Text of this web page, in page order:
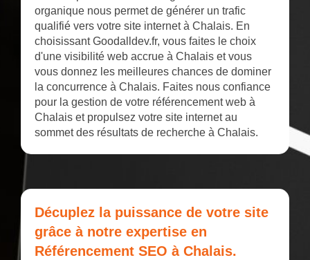
organique nous permet de générer un trafic
qualifié vers votre site internet à Chalais. En
choisissant Goodalldev.fr, vous faites le choix
d'une visibilité web accrue à Chalais et vous
vous donnez les meilleures chances de dominer
la concurrence à Chalais. Faites nous confiance
pour la gestion de votre référencement web à
Chalais et propulsez votre site internet au
sommet des résultats de recherche à Chalais.
Décuplez la puissance de votre site
grâce à notre expertise en
Référencement SEO à Chalais.